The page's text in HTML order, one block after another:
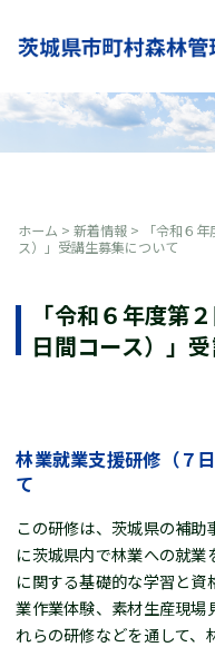
content
ホーム > 新着情報 >
「令和６
ス）」受講生募集について
「令和６年度第
日間コース）」
林業就業支援研修（７
て
この研修は、茨城県の補
に茨城県内で林業への就
に関する基礎的な学習と
業作業体験、素材生産現場
れらの研修などを通して、